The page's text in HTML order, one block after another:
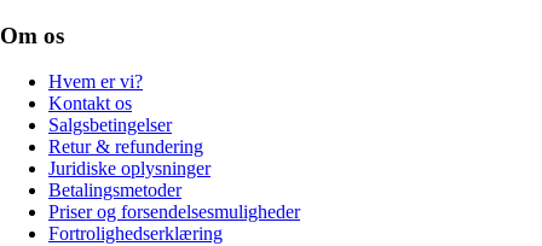
Om os
Hvem er vi?
Kontakt os
Salgsbetingelser
Retur & refundering
Juridiske oplysninger
Betalingsmetoder
Priser og forsendelsesmuligheder
Fortrolighedserklæring